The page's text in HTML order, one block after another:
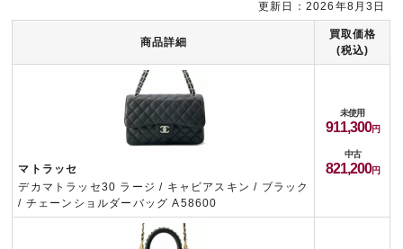
商品詳細
買取価格
(税込)
マトラッセ
デカマトラッセ30 ラージ / キャビアスキン / ブラック
/ チェーンショルダーバッグ A58600
未使用
911,300
中古
821,200
更新日：2026年8月3日